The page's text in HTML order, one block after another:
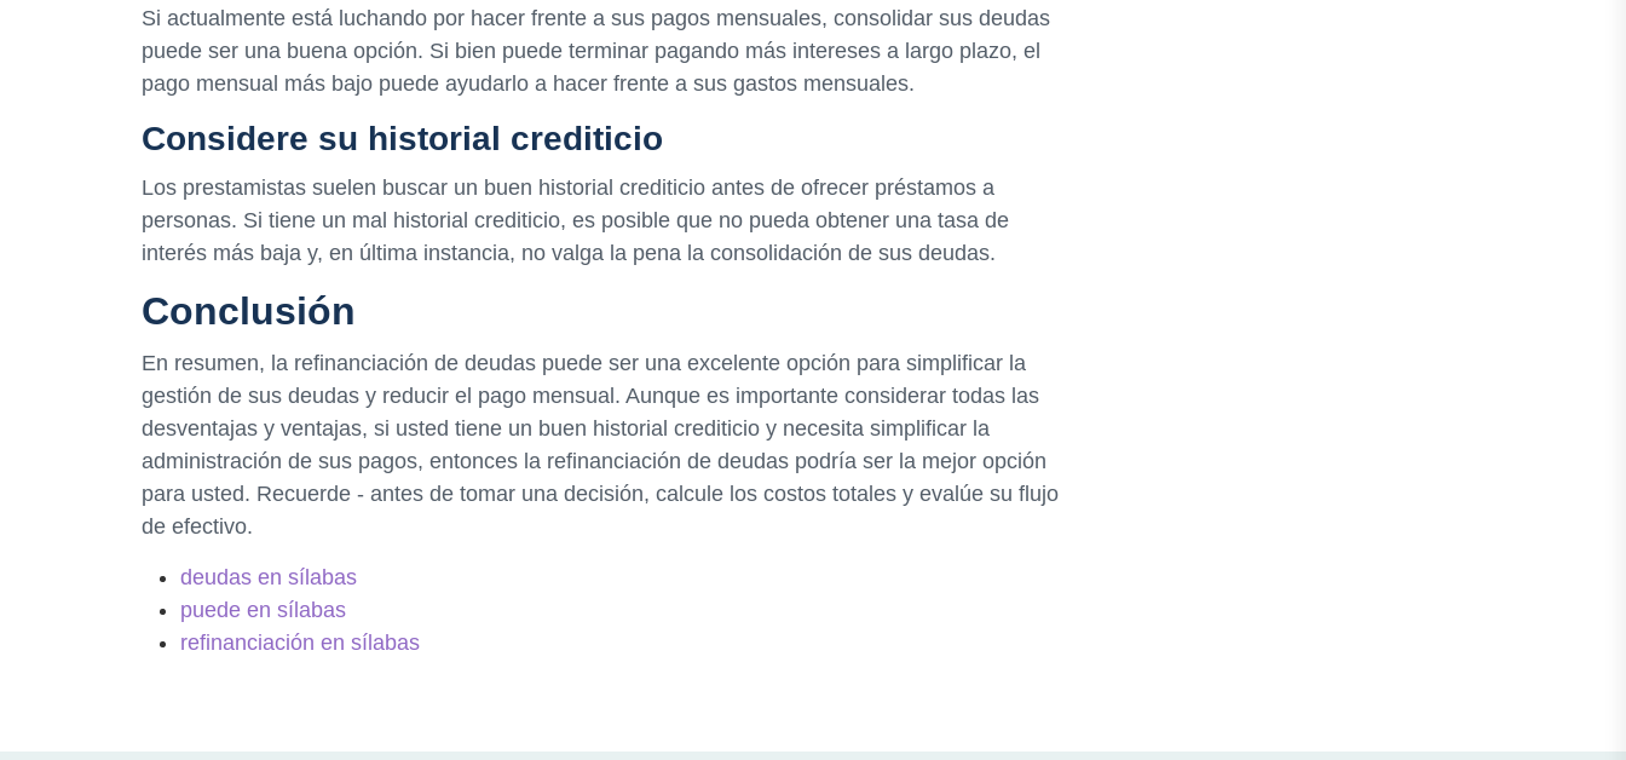
Si actualmente está luchando por hacer frente a sus pagos mensuales, consolidar sus deudas
puede ser una buena opción. Si bien puede terminar pagando más intereses a largo plazo, el
pago mensual más bajo puede ayudarlo a hacer frente a sus gastos mensuales.
Considere su historial crediticio
Los prestamistas suelen buscar un buen historial crediticio antes de ofrecer préstamos a
personas. Si tiene un mal historial crediticio, es posible que no pueda obtener una tasa de
interés más baja y, en última instancia, no valga la pena la consolidación de sus deudas.
Conclusión
En resumen, la refinanciación de deudas puede ser una excelente opción para simplificar la
gestión de sus deudas y reducir el pago mensual. Aunque es importante considerar todas las
desventajas y ventajas, si usted tiene un buen historial crediticio y necesita simplificar la
administración de sus pagos, entonces la refinanciación de deudas podría ser la mejor opción
para usted. Recuerde - antes de tomar una decisión, calcule los costos totales y evalúe su flujo
de efectivo.
deudas en sílabas
puede en sílabas
refinanciación en sílabas